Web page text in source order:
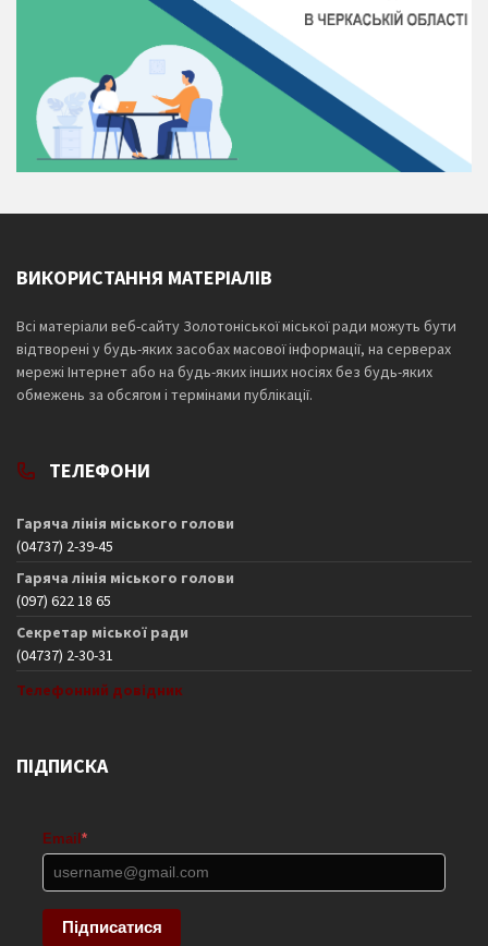
ВИКОРИСТАННЯ МАТЕРІАЛІВ
Всі матеріали веб-сайту Золотоніської міської ради можуть бути
відтворені у будь-яких засобах масової інформації, на серверах
мережі Інтернет або на будь-яких інших носіях без будь-яких
обмежень за обсягом і термінами публікації.
ТЕЛЕФОНИ
Гаряча лінія міського голови
(04737) 2-39-45
Гаряча лінія міського голови
(097) 622 18 65
Секретар міської ради
(04737) 2-30-31
Телефонний довідник
ПІДПИСКА
Email *
Підписатися